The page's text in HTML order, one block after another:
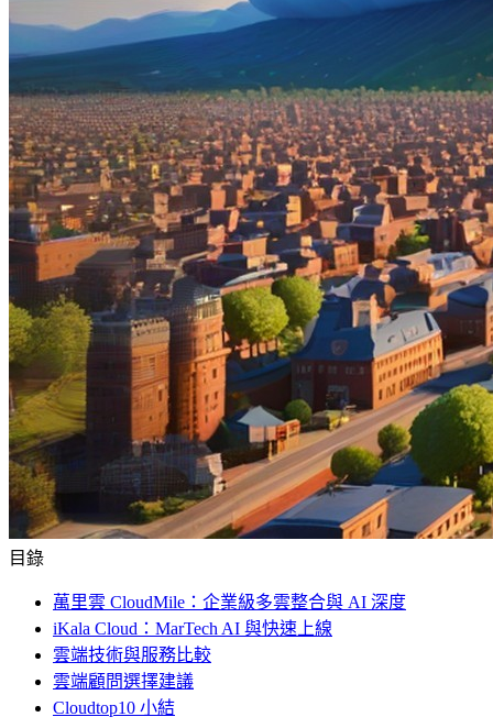
目錄
萬里雲 CloudMile：企業級多雲整合與 AI 深度
iKala Cloud：MarTech AI 與快速上線
雲端技術與服務比較
雲端顧問選擇建議
Cloudtop10 小結